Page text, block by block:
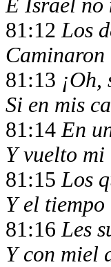
E Israel no
81:12Los
Caminaron
81:13
Si en mis
81:14En
Y vuelto
81:15Los
Y el
81:16Les
Y con miel